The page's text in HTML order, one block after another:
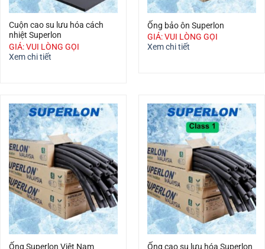
Cuộn cao su lưu hóa cách
nhiệt Superlon
GIÁ: VUI LÒNG GỌI
Xem chi tiết
Ống bảo ôn Superlon
GIÁ: VUI LÒNG GỌI
Xem chi tiết
Ống Superlon Việt Nam
Ống cao su lưu hóa Superlon